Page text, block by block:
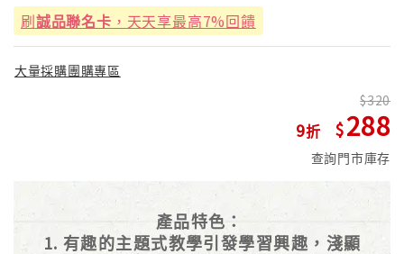
刷誠品聯名卡 ，天天享最高7%回饋
大量採購團購專區
9
320
288
查詢門市庫存
產品特色：
1. 有趣的主題式教學引發學習興趣，淺顯